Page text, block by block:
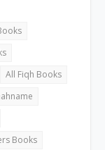
All Fiqh Books
Books